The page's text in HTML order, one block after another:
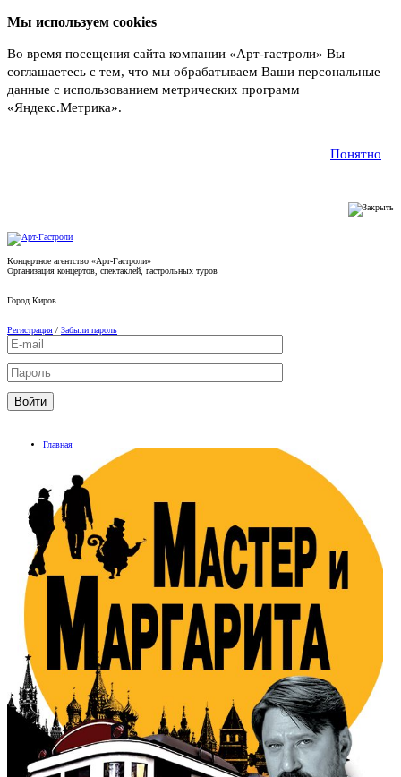
Мы используем cookies
Во время посещения сайта компании «Арт-гастроли» Вы
соглашаетесь с тем, что мы обрабатываем Ваши персональные
данные с использованием метрических программ
«Яндекс.Метрика».
Понятно
Концертное агентство «Арт-Гастроли»
Организация концертов, спектаклей, гастрольных туров
Город Киров
Регистрация / Забыли пароль
Главная
Все мероприятия
Культурные вечера
Мы провели
Покупателям
Информация
Возврат билетов
Фотоотчеты
Услуги
Контакты
Обратная связь
Билетные кассы
Главная
О нас
Афиша
Покупателям
Фотоотчеты
Услуги
Контакты